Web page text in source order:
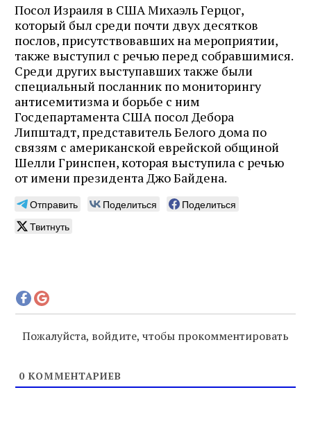
Посол Израиля в США Михаэль Герцог,
который был среди почти двух десятков
послов, присутствовавших на мероприятии,
также выступил с речью перед собравшимися.
Среди других выступавших также были
специальный посланник по мониторингу
антисемитизма и борьбе с ним
Госдепартамента США посол Дебора
Липштадт, представитель Белого дома по
связям с американской еврейской общиной
Шелли Гринспен, которая выступила с речью
от имени президента Джо Байдена.
Отправить Поделиться
Поделиться
Твитнуть
Пожалуйста, войдите, чтобы прокомментировать
0 КОММЕНТАРИЕВ